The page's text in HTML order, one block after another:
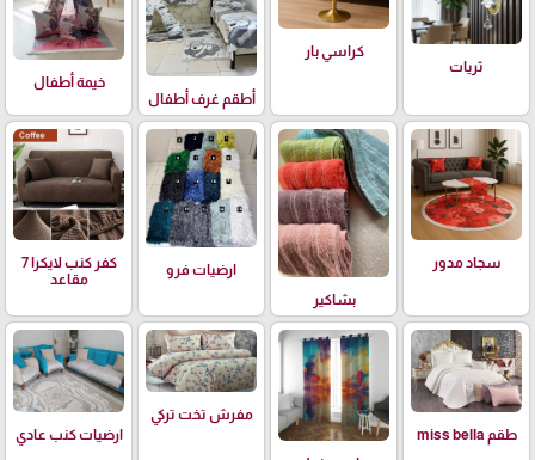
ثريات
كراسي بار
أطقم غرف أطفال
خيمة أطفال
سجاد مدور
بشاكير
ارضيات فرو
كفر كنب لايكرا 7
مقاعد
طقم miss bella
مفرش تخت تركي
ارضيات كنب عادي